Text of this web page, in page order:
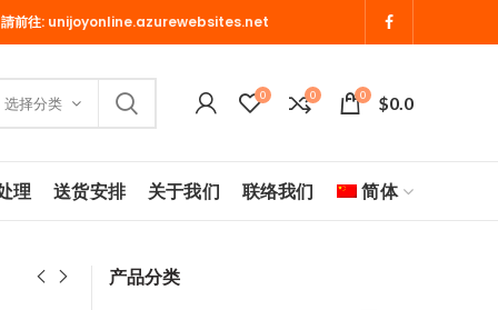
前往: unijoyonline.azurewebsites.net
选择分类 0 0 0 $0.0
理 送货安排 关于我们 联络我们 简体
产品分类